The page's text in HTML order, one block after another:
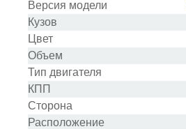
Версия модели
Кузов
Цвет
Объем
Тип двигателя
КПП
Сторона
Расположение